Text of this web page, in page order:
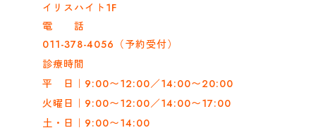
イリスハイト1F
電 話
011-378-4056（予約受付）
診療時間
平 日｜9:00〜12:00／14:00〜20:00
火曜日｜9:00〜12:00／14:00〜17:00
土・日｜9:00〜14:00